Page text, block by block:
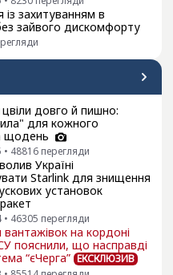
із захитуванням в
зайвого дискомфорту
довго й пишно:
для кожного
щодень
• 48816 перегляди
Україні
Starlink для знищення
установок
• 46305 перегляди
вантажівок на кордоні
пояснили, що насправді
“єЧерга” ЕКСКЛЮЗИВ